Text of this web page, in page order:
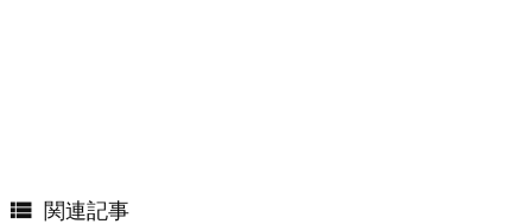
 関連記事